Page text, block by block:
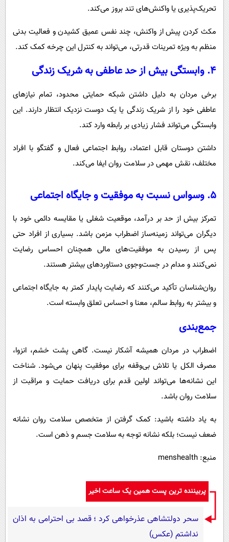
تحریک‌پذیری یا واکنش‌های تند بروز می‌کند.
مکث کردن پیش از واکنش، چند نفس عمیق کشیدن و فعالیت بدنی
منظم به ویژه تمرینات قدرتی، می‌تواند به کنترل این چرخه کمک کند.
۴. وابستگی بیش از حد عاطفی به شریک زندگی
برخی مردان به دلیل داشتن شبکه حمایتی محدود، تمام نیازهای
عاطفی خود را از شریک زندگی یا یک دوست نزدیک انتظار دارند. این
وابستگی می‌تواند فشار زیادی بر رابطه وارد کند.
داشتن دوستان قابل اعتماد، روابط اجتماعی فعال و گفتگو با افراد
مختلف، نقش مهمی در سلامت روان ایفا می‌کند.
۵. وسواس نسبت به موفقیت و جایگاه اجتماعی
تمرکز بیش از حد بر درآمد، موقعیت شغلی یا مقایسه دائمی خود با
دیگران می‌تواند زمینه‌ساز اضطراب مزمن باشد. بسیاری از افراد حتی
پس از رسیدن به موفقیت‌های مالی همچنان احساس رضایت
نمی‌کنند و مدام در جست‌وجوی دستاوردهای بیشتر هستند.
روان‌شناسان تأکید می‌کنند که رضایت پایدار کمتر به جایگاه اجتماعی
و بیشتر به روابط سالم، معنا و احساس تعلق وابسته است.
جمع‌بندی
اضطراب در مردان همیشه آشکار نیست. گاهی پشت خشم، انزوا،
مصرف الکل یا تلاش بی‌وقفه برای موفقیت پنهان می‌شود. شناخت
این نشانه‌ها می‌تواند اولین قدم برای دریافت حمایت و مراقبت از
سلامت روان باشد.
به یاد داشته باشید: کمک گرفتن از متخصص سلامت روان نشانه
ضعف نیست؛ بلکه نشانه توجه به سلامت جسم و ذهن است.
منبع: menshealth
پربیننده ترین پست همین یک ساعت اخیر
سحر دولتشاهی عذرخواهی کرد ؛ قصد بی احترامی به اذان
نداشتم (عکس)